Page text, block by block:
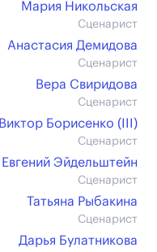
Мария Никольская
Сценарист
Анастасия Демидова
Сценарист
Вера Свиридова
Сценарист
Виктор Борисенко (III)
Сценарист
Евгений Эйдельштейн
Сценарист
Татьяна Рыбакина
Сценарист
Дарья Булатникова